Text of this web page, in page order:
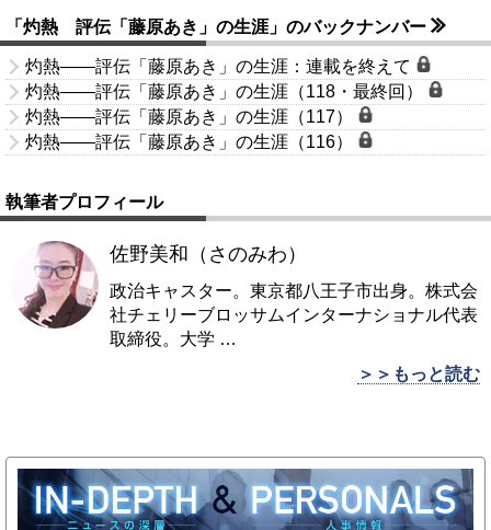
「灼熱 評伝「藤原あき」の生涯」のバックナンバー
灼熱――評伝「藤原あき」の生涯：連載を終えて
灼熱――評伝「藤原あき」の生涯（118・最終回）
灼熱――評伝「藤原あき」の生涯（117）
灼熱――評伝「藤原あき」の生涯（116）
執筆者プロフィール
佐野美和（さのみわ）
政治キャスター。東京都八王子市出身。株式会
社チェリーブロッサムインターナショナル代表
取締役。大学 …
＞＞もっと読む